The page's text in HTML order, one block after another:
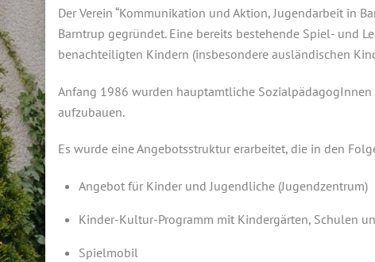
Der Verein “Kommunikation und Aktion, Jugendarbeit in
Barntrup gegründet. Eine bereits bestehende Spiel- und
benachteiligten Kindern (insbesondere ausländischen
Anfang 1986 wurden hauptamtliche
aufzubauen.
Es wurde eine Angebotsstruktur erarbeitet, die in den
Angebot für Kinder und Jugendliche (Jugendzentrum)
Kinder-Kultur-Programm mit Kindergärten, Schulen
Spielmobil